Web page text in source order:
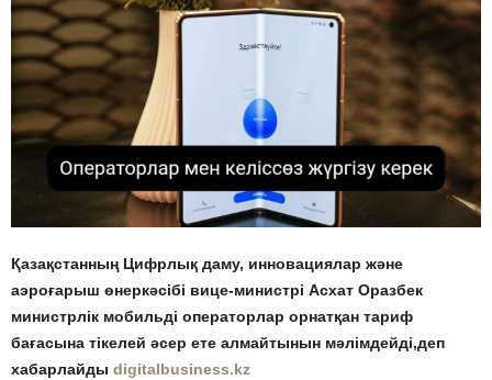
Қазақстанның Цифрлық даму, инновациялар және
аэроғарыш өнеркәсібі вице-министрі Асхат Оразбек
министрлік мобильді операторлар орнатқан тариф
бағасына тікелей әсер ете алмайтынын мәлімдейді,деп
хабарлайды digitalbusiness.kz